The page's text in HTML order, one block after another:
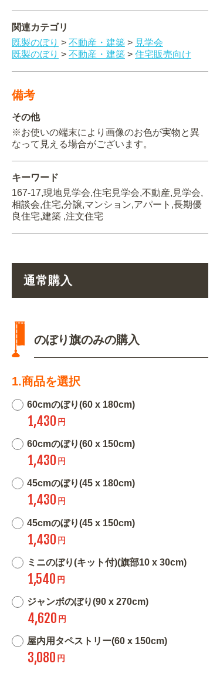
関連カテゴリ
既製のぼり > 不動産・建築 > 見学会
既製のぼり > 不動産・建築 > 住宅販売向け
備考
その他
※お使いの端末により画像のお色が実物と異
なって見える場合がございます。
キーワード
167-17,現地見学会,住宅見学会,不動産,見学会,
相談会,住宅,分譲,マンション,アパート,長期優
良住宅,建築 ,注文住宅
通常購入
のぼり旗のみの購入
1.商品を選択
60cmのぼり(60 x 180cm)
1,430 円
60cmのぼり(60 x 150cm)
1,430 円
45cmのぼり(45 x 180cm)
1,430 円
45cmのぼり(45 x 150cm)
1,430 円
ミニのぼり(キット付)(旗部10 x 30cm)
1,540 円
ジャンボのぼり(90 x 270cm)
4,620 円
屋内用タペストリー(60 x 150cm)
3,080 円